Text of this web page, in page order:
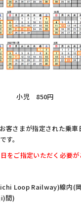
小児 850円
客さまが指定された乗
す。
をご指定いただく必要が
Loop Railway)線内(
間)